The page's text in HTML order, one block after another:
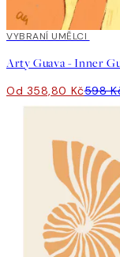
40%*
VYBRANÍ UMĚLCI
Od 358,80 Kč598